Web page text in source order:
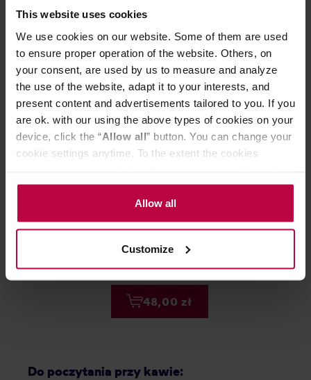
This website uses cookies
We use cookies on our website. Some of them are used
to ensure proper operation of the website. Others, on
your consent, are used by us to measure and analyze
the use of the website, adapt it to your interests, and
present content and advertisements tailored to you. If you
are ok. with our using the above types of cookies on your
device, click the “Allow all” button. You can change your
cookie settings anytime. To the extent the cookies
the controller’s (namely, ALL GOOD S.A., ul.
Mazowiecka 24I/U9, 78-100 Kołobrzeg) or third parties’
legitimate interests which are to ensure a high quality of
activities of the controller and authorized entities. More
information about cookies and the personal data
processing, including your rights, can be found in the
Allow all
Customize
Może Cię zainteresować
Bergstrands Kafferosteri - kawa
mielona Moomin Coffee -
48,00 zł
Tarsila Natural
Do poczytania przy kawie: